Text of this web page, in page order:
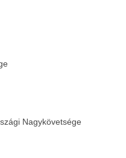
Nagykövetsége